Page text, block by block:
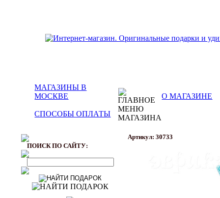
МАГАЗИНЫ В
МОСКВЕ
О МАГАЗИНЕ
СПОСОБЫ ОПЛАТЫ
ПОИСК ПО САЙТУ:
Артикул: 30733